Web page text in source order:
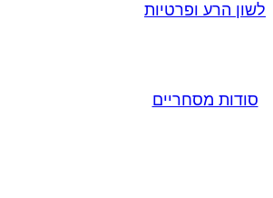
לשון הרע ופרטיות
סודות מסחריים